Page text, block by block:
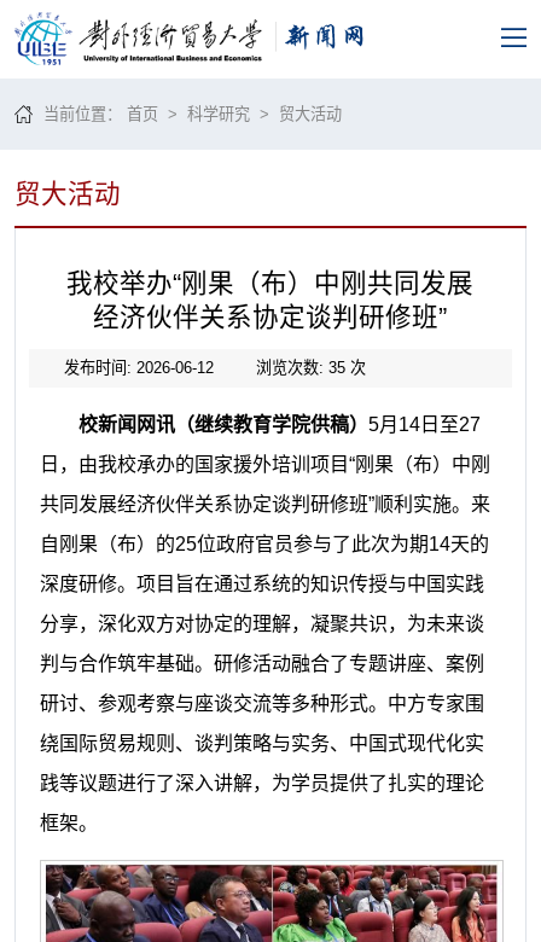
当前位置：首页 >科学研究 > 贸大活动
贸大活动
我校举办“刚果（布）中刚共同发展
经济伙伴关系协定谈判研修班”
发布时间: 2026-06-12 浏览次数: 35次
校新闻网讯（继续教育学院供稿） 5月14日至27
日，由我校承办的国家援外培训项目“刚果（布）中刚
共同发展经济伙伴关系协定谈判研修班”顺利实施。来
自刚果（布）的25位政府官员参与了此次为期14天的
深度研修。项目旨在通过系统的知识传授与中国实践
分享，深化双方对协定的理解，凝聚共识，为未来谈
判与合作筑牢基础。研修活动融合了专题讲座、案例
研讨、参观考察与座谈交流等多种形式。中方专家围
绕国际贸易规则、谈判策略与实务、中国式现代化实
践等议题进行了深入讲解，为学员提供了扎实的理论
框架。